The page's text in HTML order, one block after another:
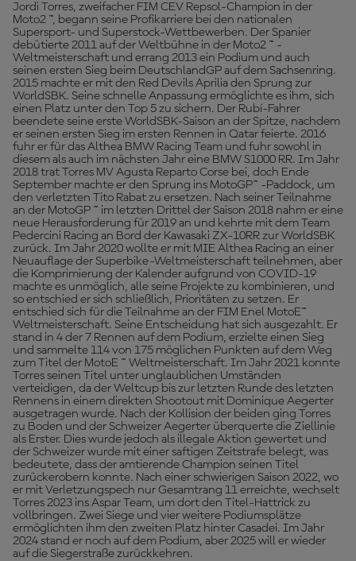
Jordi Torres, zweifacher FIM CEV Repsol-Champion in der
Moto2 ™, begann seine Profikarriere bei den nationalen
Supersport- und Superstock-Wettbewerben. Der Spanier
debütierte 2011 auf der Weltbühne in der Moto2 ™ -
Weltmeisterschaft und errang 2013 ein Podium und auch
seinen ersten Sieg beim DeutschlandGP auf dem Sachsenring.
2015 machte er mit den Red Devils Aprilia den Sprung zur
WorldSBK. Seine schnelle Anpassung ermöglichte es ihm, sich
einen Platz unter den Top 5 zu sichern. Der Rubí-Fahrer
beendete seine erste WorldSBK-Saison an der Spitze, nachdem
er seinen ersten Sieg im ersten Rennen in Qatar feierte. 2016
fuhr er für das Althea BMW Racing Team und fuhr sowohl in
diesem als auch im nächsten Jahr eine BMW S1000 RR. Im Jahr
2018 trat Torres MV Agusta Reparto Corse bei, doch Ende
September machte er den Sprung ins MotoGP™ -Paddock, um
den verletzten Tito Rabat zu ersetzen. Nach seiner Teilnahme
an der MotoGP ™ im letzten Drittel der Saison 2018 nahm er eine
neue Herausforderung für 2019 an und kehrte mit dem Team
Pedercini Racing an Bord der Kawasaki ZX-10RR zur WorldSBK
zurück. Im Jahr 2020 wollte er mit MIE Althea Racing an einer
Neuauflage der Superbike-Weltmeisterschaft teilnehmen, aber
die Komprimierung der Kalender aufgrund von COVID-19
machte es unmöglich, alle seine Projekte zu kombinieren, und
so entschied er sich schließlich, Prioritäten zu setzen. Er
entschied sich für die Teilnahme an der FIM Enel MotoE™
Weltmeisterschaft. Seine Entscheidung hat sich ausgezahlt. Er
stand in 4 der 7 Rennen auf dem Podium, erzielte einen Sieg
und sammelte 114 von 175 möglichen Punkten auf dem Weg
zum Titel der MotoE ™ Weltmeisterschaft. Im Jahr 2021 konnte
Torres seinen Titel unter unglaublichen Umständen
verteidigen, da der Weltcup bis zur letzten Runde des letzten
Rennens in einem direkten Shootout mit Dominique Aegerter
ausgetragen wurde. Nach der Kollision der beiden ging Torres
zu Boden und der Schweizer Aegerter überquerte die Ziellinie
als Erster. Dies wurde jedoch als illegale Aktion gewertet und
der Schweizer wurde mit einer saftigen Zeitstrafe belegt, was
bedeutete, dass der amtierende Champion seinen Titel
zurückerobern konnte. Nach einer schwierigen Saison 2022, wo
er mit Verletzungspech nur Gesamtrang 11 erreichte, wechselt
Torres 2023 ins Aspar Team, um dort den Titel-Hattrick zu
vollbringen. Zwei Siege und vier weitere Podiumsplätze
ermöglichten ihm den zweiten Platz hinter Casadei. Im Jahr
2024 stand er noch auf dem Podium, aber 2025 will er wieder
auf die Siegerstraße zurückkehren.